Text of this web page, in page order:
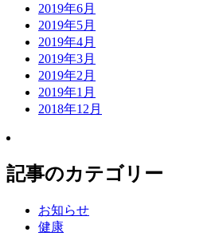
2019年6月
2019年5月
2019年4月
2019年3月
2019年2月
2019年1月
2018年12月
記事のカテゴリー
お知らせ
健康